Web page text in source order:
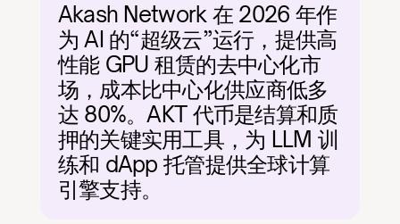
Akash Network 在 2026 年作
为 AI 的“超级云”运行，提供高
性能 GPU 租赁的去中心化市
场，成本比中心化供应商低多
达 80%。AKT 代币是结算和质
押的关键实用工具，为 LLM 训
练和 dApp 托管提供全球计算
引擎支持。